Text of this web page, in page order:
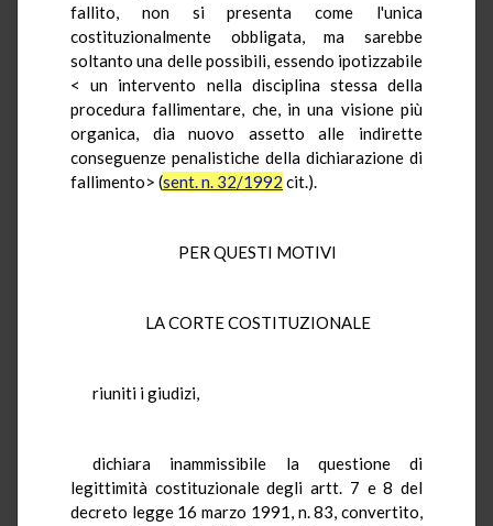
fallito, non si presenta come l'unica
costituzionalmente obbligata, ma sarebbe
soltanto una delle possibili, essendo ipotizzabile
< un intervento nella disciplina stessa della
procedura fallimentare, che, in una visione più
organica, dia nuovo assetto alle indirette
conseguenze penalistiche della dichiarazione di
fallimento> (sent. n. 32/1992 cit.).
PER QUESTI MOTIVI
LA CORTE COSTITUZIONALE
riuniti i giudizi,
dichiara inammissibile la questione di
legittimità costituzionale degli artt. 7 e 8 del
decreto legge 16 marzo 1991, n. 83, convertito,